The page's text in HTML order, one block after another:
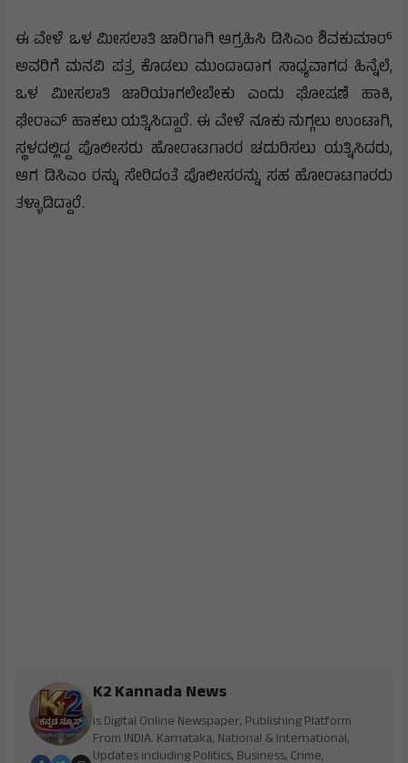
ಈ ವೇಳೆ ಒಳ ಮೀಸಲಾತಿ ಜಾರಿಗಾಗಿ ಆಗ್ರಹಿಸಿ ಡಿಸಿಎಂ ಶಿವಕುಮಾರ್
ಅವರಿಗೆ ಮನವಿ ಪತ್ರ ಕೊಡಲು ಮುಂದಾದಾಗ ಸಾಧ್ಯವಾಗದ ಹಿನ್ನೆಲೆ,
ಒಳ ಮೀಸಲಾತಿ ಜಾರಿಯಾಗಲೇಬೇಕು ಎಂದು ಘೋಷಣೆ ಹಾಕಿ,
ಘೇರಾವ್ ಹಾಕಲು ಯತ್ನಿಸಿದ್ದಾರೆ. ಈ ವೇಳೆ ನೂಕು ನುಗ್ಗಲು ಉಂಟಾಗಿ,
ಸ್ಥಳದಲ್ಲಿದ್ದ ಪೊಲೀಸರು ಹೋರಾಟಗಾರರ ಚದುರಿಸಲು ಯತ್ನಿಸಿದರು,
ಆಗ ಡಿಸಿಎಂ ರನ್ನು ಸೇರಿದಂತೆ ಪೊಲೀಸರನ್ನು ಸಹ ಹೋರಾಟಗಾರರು
ತಳ್ಳಾಡಿದ್ದಾರೆ.
K2 Kannada News
is Digital Online Newspaper, Publishing Platform
From INDIA. Karnataka, National & International,
Updates including Politics, Business, Crime,